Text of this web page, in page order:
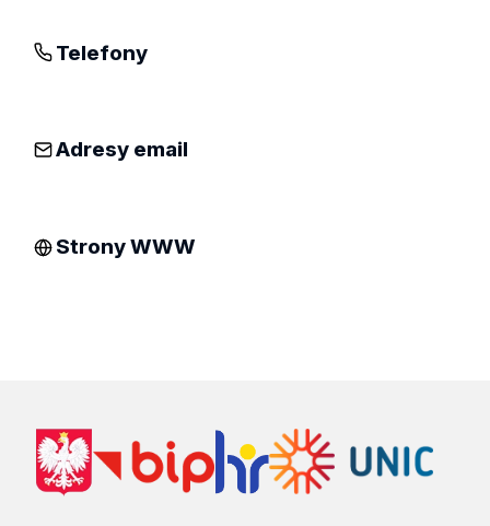
Telefony
Adresy email
Strony WWW